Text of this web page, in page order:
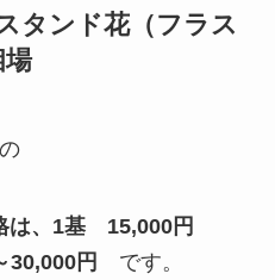
タンド花（フラス
場
は、1基 15,000円
30,000円
です。